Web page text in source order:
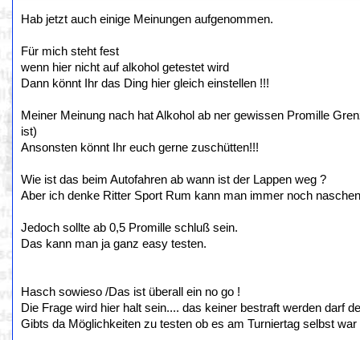
Hab jetzt auch einige Meinungen aufgenommen.
Für mich steht fest
wenn hier nicht auf alkohol getestet wird
Dann könnt Ihr das Ding hier gleich einstellen !!!
Meiner Meinung nach hat Alkohol ab ner gewissen Promille
ist)
Ansonsten könnt Ihr euch gerne zuschütten!!!
Wie ist das beim Autofahren ab wann ist der Lappen weg ?
Aber ich denke Ritter Sport Rum kann man immer noch
Jedoch sollte ab 0,5 Promille schluß sein.
Das kann man ja ganz easy testen.
Hasch sowieso /Das ist überall ein no go !
Die Frage wird hier halt sein.... das keiner bestraft werden darf
Gibts da Möglichkeiten zu testen ob es am Turniertag selbst war